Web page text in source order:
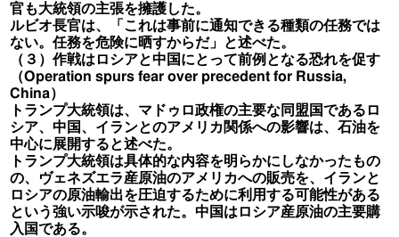
官も大統領の主張を擁護した。
ルビオ長官は、「これは事前に通知できる種類の任務では
ない。任務を危険に晒すからだ」と述べた。
（３）作戦はロシアと中国にとって前例となる恐れを促す
（Operation spurs fear over precedent for Russia,
China）
トランプ大統領は、マドゥロ政権の主要な同盟国であるロ
シア、中国、イランとのアメリカ関係への影響は、石油を
中心に展開すると述べた。
トランプ大統領は具体的な内容を明らかにしなかったもの
の、ヴェネズエラ産原油のアメリカへの販売を、イランと
ロシアの原油輸出を圧迫するために利用する可能性がある
という強い示唆が示された。中国はロシア産原油の主要購
入国である。